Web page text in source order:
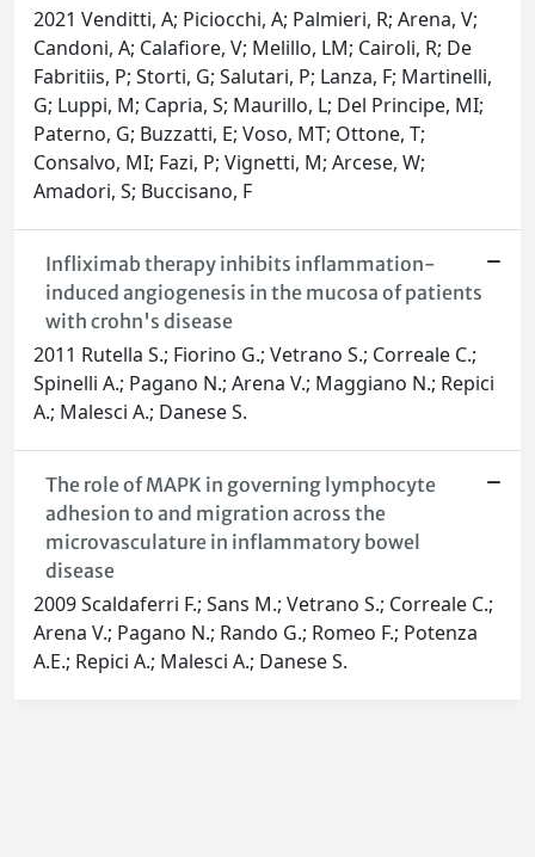
2021 Venditti, A; Piciocchi, A; Palmieri, R; Arena, V;
Candoni, A; Calafiore, V; Melillo, LM; Cairoli, R; De
Fabritiis, P; Storti, G; Salutari, P; Lanza, F; Martinelli,
G; Luppi, M; Capria, S; Maurillo, L; Del Principe, MI;
Paterno, G; Buzzatti, E; Voso, MT; Ottone, T;
Consalvo, MI; Fazi, P; Vignetti, M; Arcese, W;
Amadori, S; Buccisano, F
Infliximab therapy inhibits inflammation-
induced angiogenesis in the mucosa of patients
with crohn's disease
2011 Rutella S.; Fiorino G.; Vetrano S.; Correale C.;
Spinelli A.; Pagano N.; Arena V.; Maggiano N.; Repici
A.; Malesci A.; Danese S.
The role of MAPK in governing lymphocyte
adhesion to and migration across the
microvasculature in inflammatory bowel
disease
2009 Scaldaferri F.; Sans M.; Vetrano S.; Correale C.;
Arena V.; Pagano N.; Rando G.; Romeo F.; Potenza
A.E.; Repici A.; Malesci A.; Danese S.